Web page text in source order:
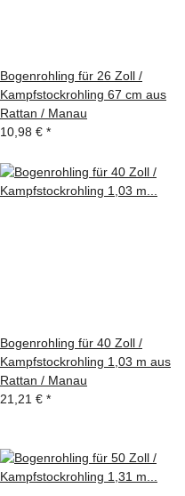
Bogenrohling für 26 Zoll /
Kampfstockrohling 67 cm aus
Rattan / Manau
10,98 € *
Bogenrohling für 40 Zoll /
Kampfstockrohling 1,03 m aus
Rattan / Manau
21,21 € *